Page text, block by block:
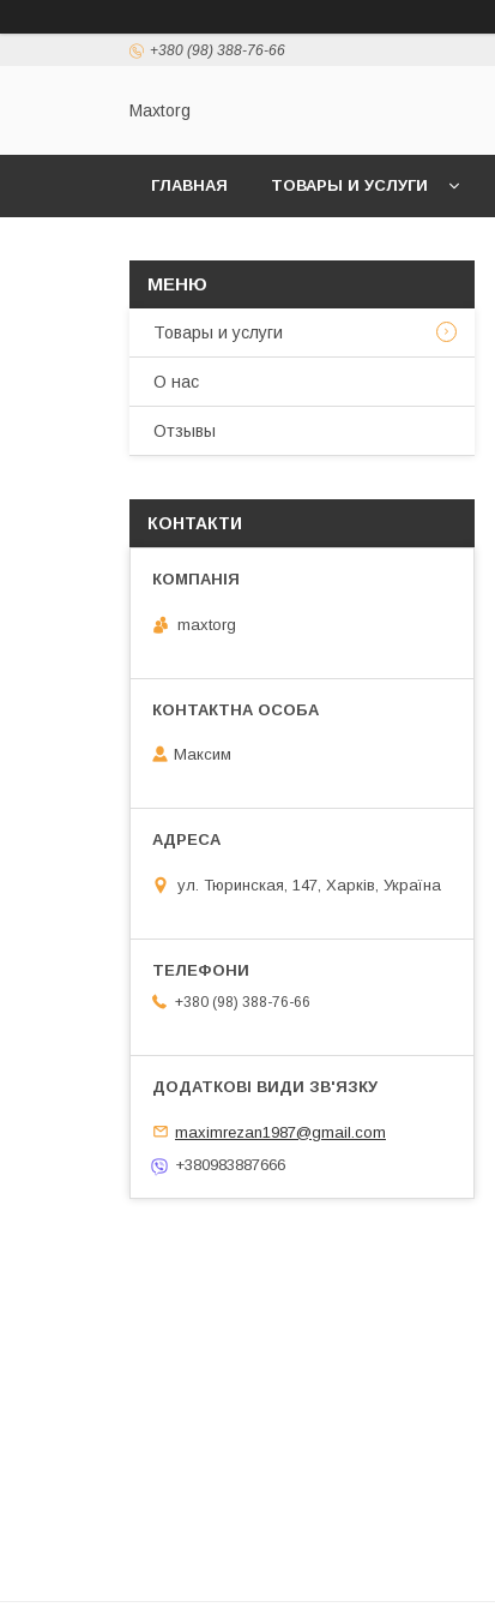
+380 (98) 388-76-66
Maxtorg
ГЛАВНАЯ ТОВАРЫ И УСЛУГИ
Товары и услуги
О нас
Отзывы
КОНТАКТИ
maxtorg
Максим
ул. Тюринская, 147, Харків, Україна
+380 (98) 388-76-66
maximrezan1987@gmail.com
+380983887666